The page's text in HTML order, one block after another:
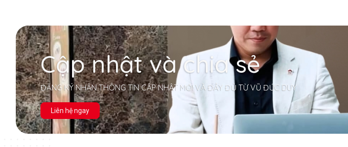
Cập nhật và chia sẻ
ĐĂNG KÝ NHẬN THÔNG TIN CẬP NHẬT MỚI VÀ ĐẦY ĐỦ TỪ VŨ ĐỨC DUY
Liên hệ ngay